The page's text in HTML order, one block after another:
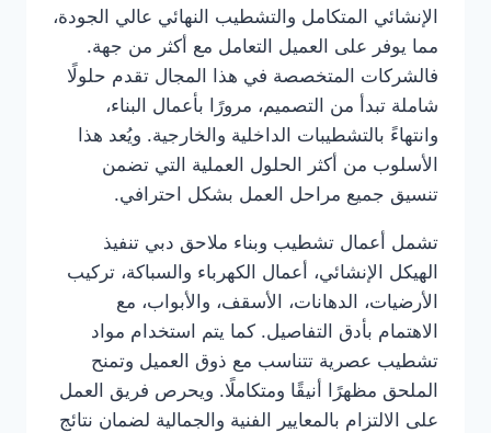
الإنشائي المتكامل والتشطيب النهائي عالي الجودة،
مما يوفر على العميل التعامل مع أكثر من جهة.
فالشركات المتخصصة في هذا المجال تقدم حلولًا
شاملة تبدأ من التصميم، مرورًا بأعمال البناء،
وانتهاءً بالتشطيبات الداخلية والخارجية. ويُعد هذا
الأسلوب من أكثر الحلول العملية التي تضمن
تنسيق جميع مراحل العمل بشكل احترافي.
تشمل أعمال تشطيب وبناء ملاحق دبي تنفيذ
الهيكل الإنشائي، أعمال الكهرباء والسباكة، تركيب
الأرضيات، الدهانات، الأسقف، والأبواب، مع
الاهتمام بأدق التفاصيل. كما يتم استخدام مواد
تشطيب عصرية تتناسب مع ذوق العميل وتمنح
الملحق مظهرًا أنيقًا ومتكاملًا. ويحرص فريق العمل
على الالتزام بالمعايير الفنية والجمالية لضمان نتائج